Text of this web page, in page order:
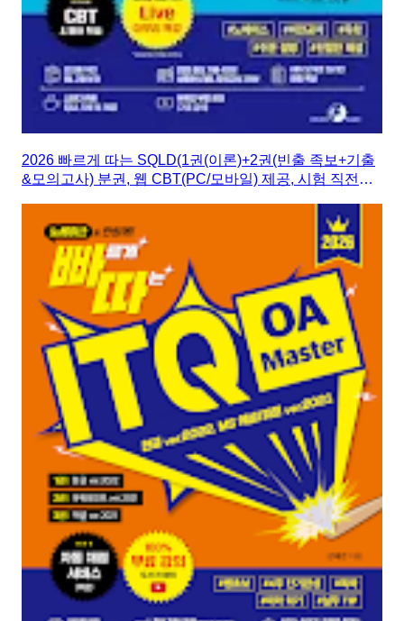
2026 빠르게 따는 SQLD(1권(이론)+2권(빈출 족보+기출
&모의고사) 분권, 웹 CBT(PC/모바일) 제공, 시험 직전